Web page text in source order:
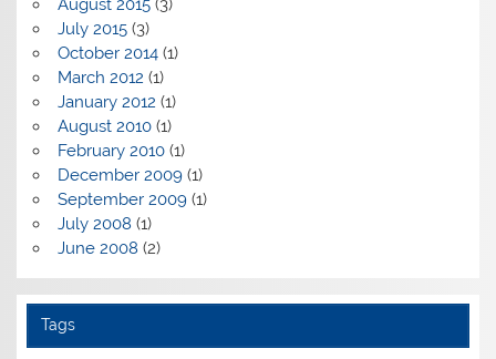
August 2015(3)
July 2015(3)
October 2014(1)
March 2012 (1)
January 2012 (1)
August 2010(1)
February 2010(1)
December 2009(1)
September 2009(1)
July 2008 (1)
June 2008 (2)
Tags